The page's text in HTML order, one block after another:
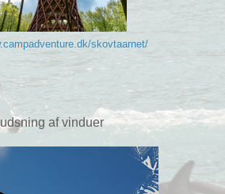
skovtaarnet/
af vinduer